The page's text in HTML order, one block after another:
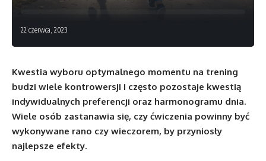
22 czerwca, 2023
Kwestia wyboru optymalnego momentu na trening
budzi wiele kontrowersji i często pozostaje kwestią
indywidualnych preferencji oraz harmonogramu dnia.
Wiele osób zastanawia się, czy ćwiczenia powinny być
wykonywane rano czy wieczorem, by przyniosły
najlepsze efekty.